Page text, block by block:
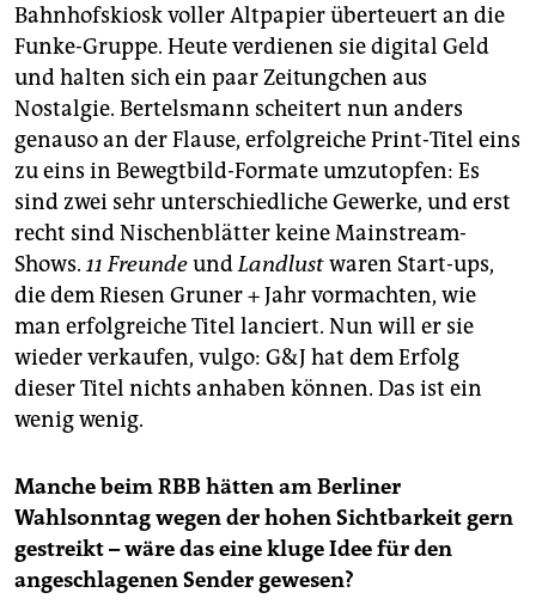
Bahnhofskiosk voller Altpapier überteuert an die
Funke-Gruppe. Heute verdienen sie digital Geld
und halten sich ein paar Zeitungchen aus
Nostalgie. Bertelsmann scheitert nun anders
genauso an der Flause, erfolgreiche Print-Titel eins
zu eins in Bewegtbild-Formate umzutopfen: Es
sind zwei sehr unterschiedliche Gewerke, und erst
recht sind Nischenblätter keine Mainstream-
Shows. 11 FreundeundLandlustwaren Start-ups,
die dem Riesen Gruner + Jahr vormachten, wie
man erfolgreiche Titel lanciert. Nun will er sie
wieder verkaufen, vulgo: G&J hat dem Erfolg
dieser Titel nichts anhaben können. Das ist ein
wenig wenig.
Manche beim RBB hätten am Berliner
Wahlsonntag wegen der hohen Sichtbarkeit gern
gestreikt – wäre das eine kluge Idee für den
angeschlagenen Sender gewesen?